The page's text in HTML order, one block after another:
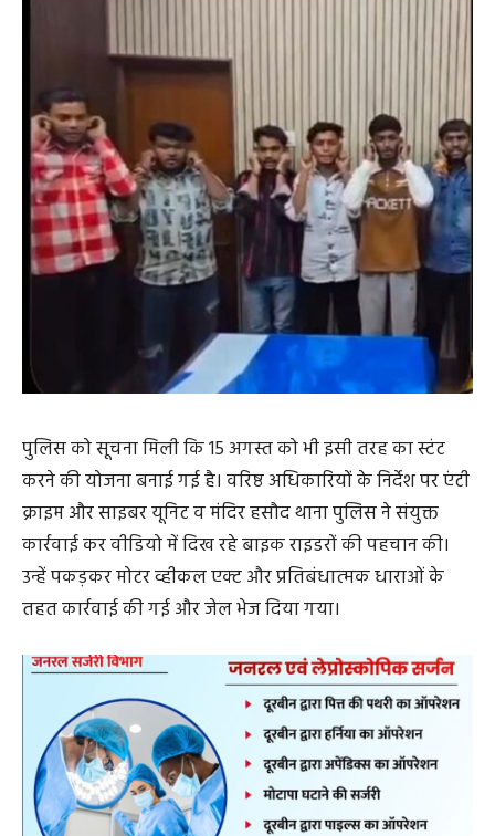
पुलिस को सूचना मिली कि 15 अगस्त को भी इसी तरह का स्टंट
करने की योजना बनाई गई है। वरिष्ठ अधिकारियों के निर्देश पर एंटी
क्राइम और साइबर यूनिट व मंदिर हसौद थाना पुलिस ने संयुक्त
कार्रवाई कर वीडियो में दिख रहे बाइक राइडरों की पहचान की।
उन्हें पकड़कर मोटर व्हीकल एक्ट और प्रतिबंधात्मक धाराओं के
तहत कार्रवाई की गई और जेल भेज दिया गया।